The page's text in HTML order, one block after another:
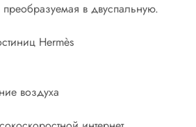
преобразуемая в двуспальную.
Hermès
воздуха